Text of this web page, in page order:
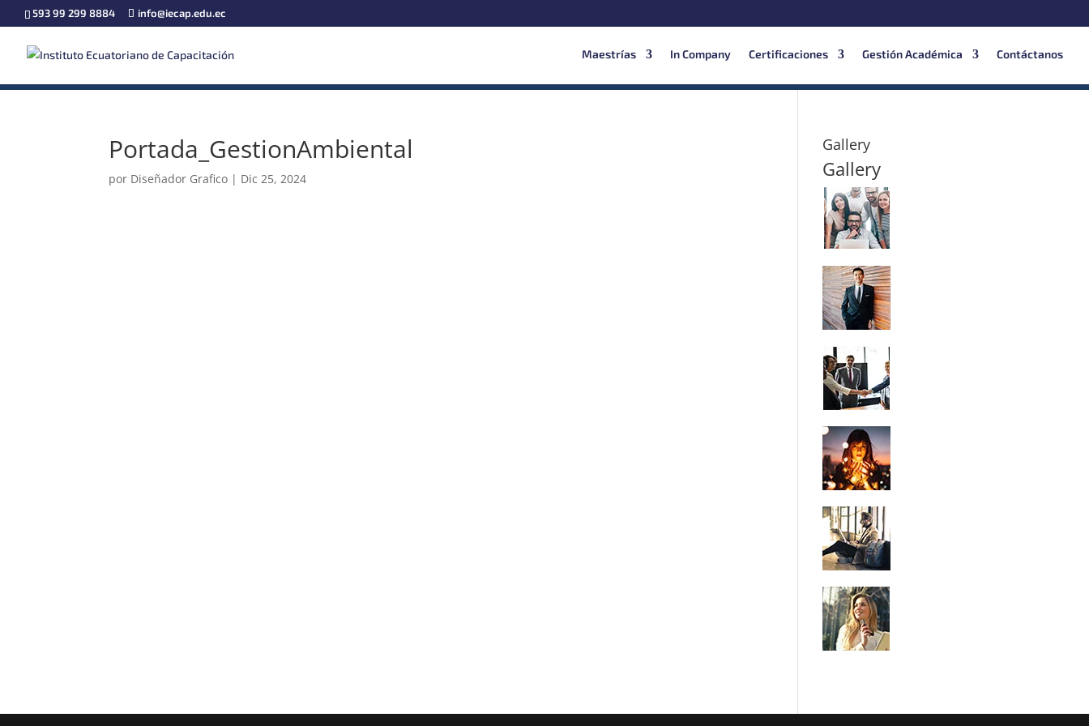
593 99 299 8884 info@iecap.edu.ec
Maestrías In Company Certificaciones Gestión Académica Contáctanos
Portada_GestionAmbiental
por Diseñador Grafico | Dic 25, 2024
Gallery
Gallery